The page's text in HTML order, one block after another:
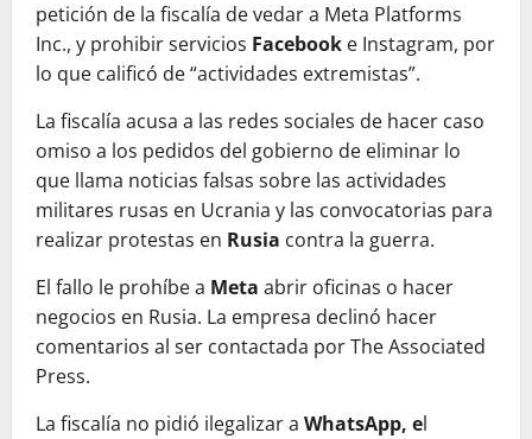
petición de la fiscalía de vedar a Meta Platforms
Inc., y prohibir servicios Facebook e Instagram, por
lo que calificó de “actividades extremistas”.
La fiscalía acusa a las redes sociales de hacer caso
omiso a los pedidos del gobierno de eliminar lo
que llama noticias falsas sobre las actividades
militares rusas en Ucrania y las convocatorias para
realizar protestas en Rusia contra la guerra.
El fallo le prohíbe a Meta abrir oficinas o hacer
negocios en Rusia. La empresa declinó hacer
comentarios al ser contactada por The Associated
Press.
La fiscalía no pidió ilegalizar a WhatsApp, el